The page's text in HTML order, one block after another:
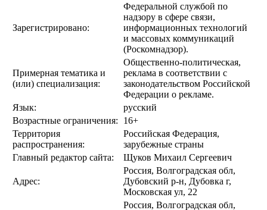
Зарегистрировано:
Федеральной службой по
надзору в сфере связи,
информационных технологий
и массовых коммуникаций
(Роскомнадзор).
Примерная тематика и
(или) специализация:
Общественно-политическая,
реклама в соответствии с
законодательством Российской
Федерации о рекламе.
Язык:
русский
Возрастные ограничения:
16+
Территория
распространения:
Российская Федерация,
зарубежные страны
Главный редактор сайта:
Щуков Михаил Сергеевич
Адрес:
Россия, Волгоградская обл,
Дубовский р-н, Дубовка г,
Московская ул, 22
Россия, Волгоградская обл,